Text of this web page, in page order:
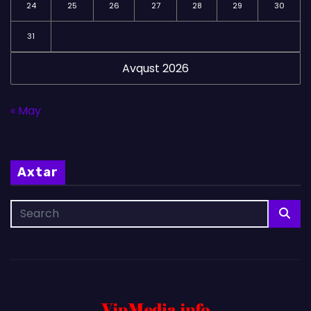
Avqust 2026
24 25 26 27 28 29 30
31
« May
Axtar